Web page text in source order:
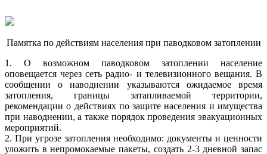
Памятка по действиям населения при паводковом затоплении
1. О возможном паводковом затоплении население
оповещается через сеть радио- и телевизионного вещания. В
сообщении о наводнении указываются ожидаемое время
затопления, границы затапливаемой территории,
рекомендации о действиях по защите населения и имущества
при наводнении, а также порядок проведения эвакуационных
мероприятий.
2. При угрозе затопления необходимо: документы и ценности
уложить в непромокаемые пакеты, создать 2-3 дневной запас